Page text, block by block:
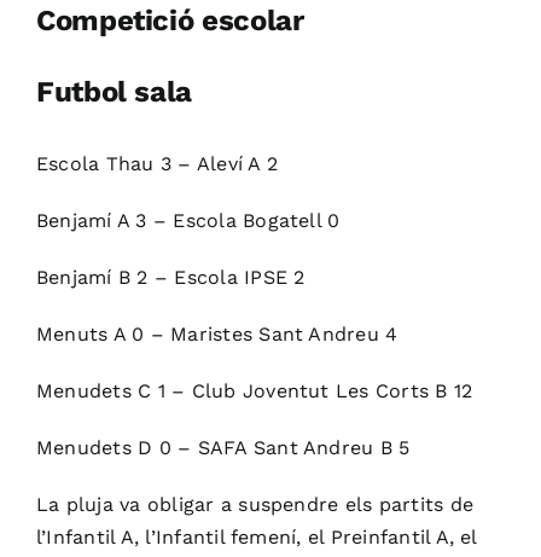
Competició escolar
Futbol sala
Escola Thau 3 – Aleví A 2
Benjamí A 3 – Escola Bogatell 0
Benjamí B 2 – Escola IPSE 2
Menuts A 0 – Maristes Sant Andreu 4
Menudets C 1 – Club Joventut Les Corts B 12
Menudets D 0 – SAFA Sant Andreu B 5
La pluja va obligar a suspendre els partits de
l’Infantil A, l’Infantil femení, el Preinfantil A, el